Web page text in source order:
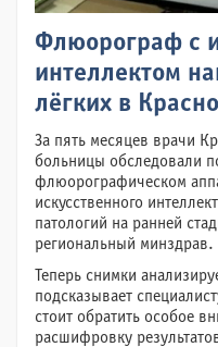
Флюорограф с
интеллектом
лёгких в
За пять месяцев врачи
больницы обследовали
флюорографическом
искусственного
патологий на ранней
региональный минздрав.
Теперь снимки
подсказывает
стоит обратить особое
расшифровку